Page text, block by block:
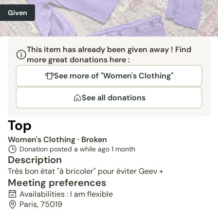
Given
This item has already been given away ! Find
more great donations here :
See more of "Women's Clothing"
See all donations
Top
Women's Clothing· Broken
Donation posted a while ago 1 month
Description
Très bon état "à bricoler" pour éviter Geev +
Meeting preferences
Availabilities : I am flexible
Paris, 75019